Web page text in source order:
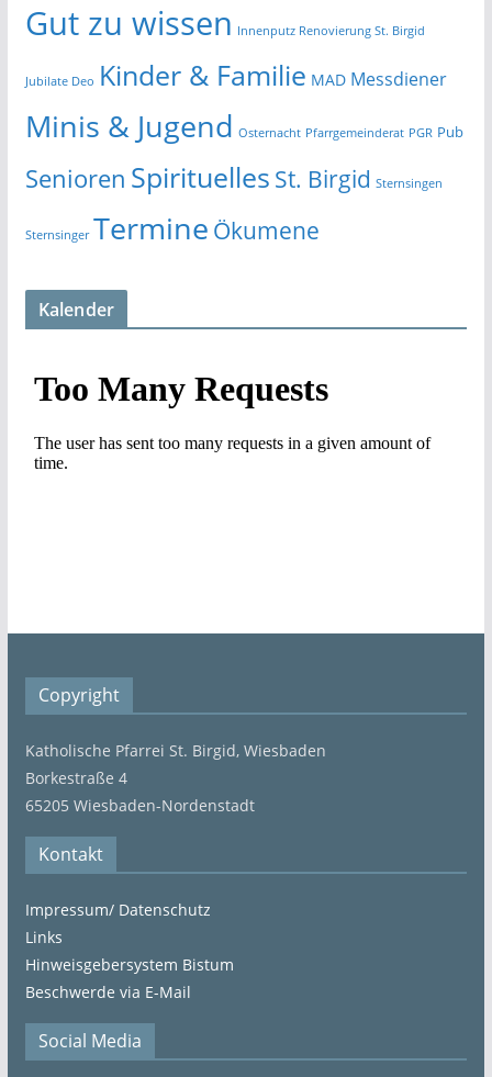
Gut zu wissen Innenputz Renovierung St. Birgid
Jubilate Deo Kinder & Familie MAD Messdiener
Minis & Jugend Osternacht Pfarrgemeinderat PGR Pub
Senioren Spirituelles St. Birgid Sternsingen
Sternsinger Termine Ökumene
Kalender
Copyright
Katholische Pfarrei St. Birgid, Wiesbaden
Borkestraße 4
65205 Wiesbaden-Nordenstadt
Kontakt
Impressum/ Datenschutz
Links
Hinweisgebersystem Bistum
Beschwerde via E-Mail
Social Media